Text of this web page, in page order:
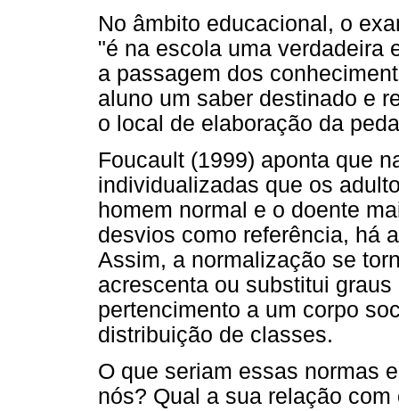
No âmbito educacional, o
"é na escola uma verdadeira
a passagem dos
aluno um saber destinado e
o local de elaboração da
Foucault (1999) aponta que
individualizadas que os
homem normal e o doente
desvios como referência, há
Assim, a normalização se
acrescenta ou substitui
pertencimento a um corpo
distribuição de classes.
O que seriam essas normas
nós? Qual a sua relação